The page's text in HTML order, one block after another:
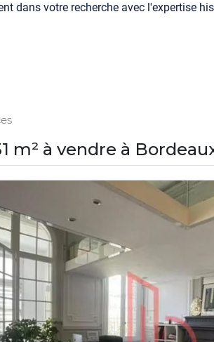
dans votre recherche avec l'expertise
m² à vendre à